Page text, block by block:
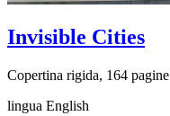
Invisible Cities
Copertina rigida, 164 pagine
lingua English